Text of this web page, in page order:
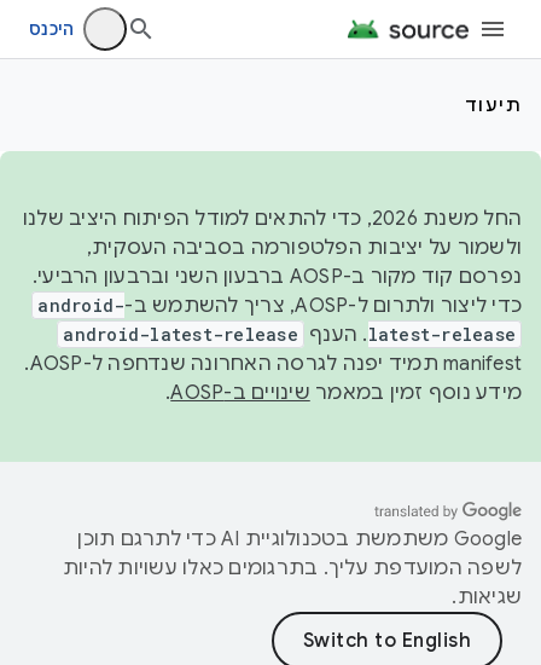
היכנס
תיעוד
החל משנת 2026, כדי להתאים למודל הפיתוח היציב שלנו
ולשמור על יציבות הפלטפורמה בסביבה העסקית,
נפרסם קוד מקור ב-AOSP ברבעון השני וברבעון הרביעי.
כדי ליצור ולתרום ל-AOSP, צריך להשתמש ב-
android-
latest-release. הענף android-latest-release
manifest תמיד יפנה לגרסה האחרונה שנדחפה ל-AOSP.
מידע נוסף זמין במאמר שינויים ב-AOSP .
‫Google משתמשת בטכנולוגיית AI כדי לתרגם תוכן
לשפה המועדפת עליך. בתרגומים כאלו עשויות להיות
שגיאות.